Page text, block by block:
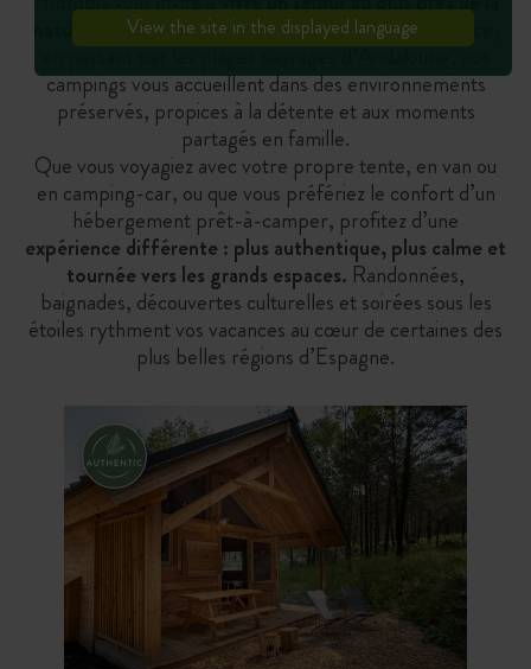
. Des montagnes catalanes aux forêts de Galice,
en passant par les plages sauvages d’Andalousie, nos
campings vous accueillent dans des environnements
préservés, propices à la détente et aux moments
partagés en famille.
Que vous voyagiez avec votre propre tente, en van ou
en camping-car, ou que vous préfériez le confort d’un
hébergement prêt-à-camper, profitez d’une
expérience différente : plus authentique, plus calme et
tournée vers les grands espaces. Randonnées,
baignades, découvertes culturelles et soirées sous les
étoiles rythment vos vacances au cœur de certaines des
plus belles régions d’Espagne.
View the site in the displayed language